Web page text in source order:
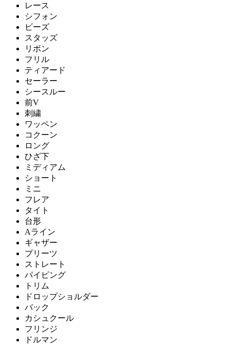
レース
シフォン
ビーズ
スタッズ
リボン
フリル
ティアード
セーラー
シースルー
前V
刺繍
ワッペン
コクーン
ロング
ひざ下
ミディアム
ショート
ミニ
フレア
タイト
台形
Aライン
ギャザー
プリーツ
ストレート
パイピング
トリム
ドロップショルダー
バック
カシュクール
フリンジ
ドルマン